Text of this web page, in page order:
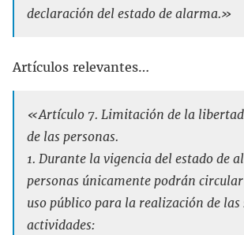
declaración del estado de alarma.»
Artículos relevantes…
«Artículo 7. Limitación de la
de las personas.
1. Durante la vigencia del estado de
personas únicamente podrán
uso público para la realización de las
actividades: